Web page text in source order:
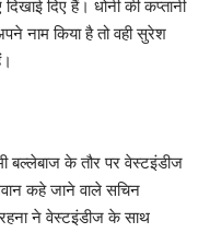
दिए हैं। धोनी की कप्तानी
नाम किया है तो वही सुरेश
बल्लेबाज के तौर पर वेस्टइंडीज
कहे जाने वाले सचिन
ने वेस्टइंडीज के साथ